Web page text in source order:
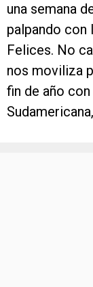
una semana
palpando con
Felices. No
nos moviliza
fin de año